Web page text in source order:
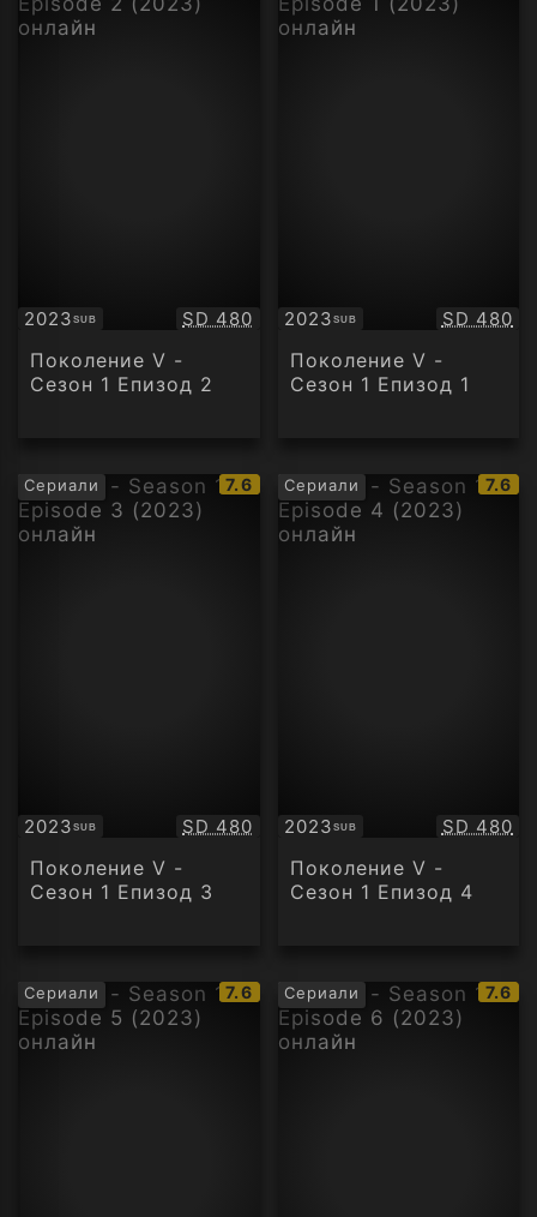
2023SUB
Субтитри Качество:
SD 480
Поколение V -
Сезон 1 Епизод 2
2023SUB
Субтитри SD 480
Поколение V -
Сезон 1 Епизод 1
Сериали
IMDb
рейтинг:
7.6
2023SUB
Субтитри Качество:
SD 480
Поколение V -
Сезон 1 Епизод 3
Сериали
IMDb
7.6
2023SUB
Субтитри SD 480
Поколение V -
Сезон 1 Епизод 4
Сериали
IMDb
рейтинг:
7.6 Сериали
IMDb
7.6